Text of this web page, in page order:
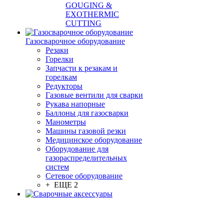
GOUGING &
EXOTHERMIC
CUTTING
Газосварочное оборудование
Резаки
Горелки
Запчасти к резакам и
горелкам
Редукторы
Газовые вентили для сварки
Рукава напорные
Баллоны для газосварки
Манометры
Машины газовой резки
Медицинское оборудование
Оборудование для
газораспределительных
систем
Сетевое оборудование
+ ЕЩЕ 2